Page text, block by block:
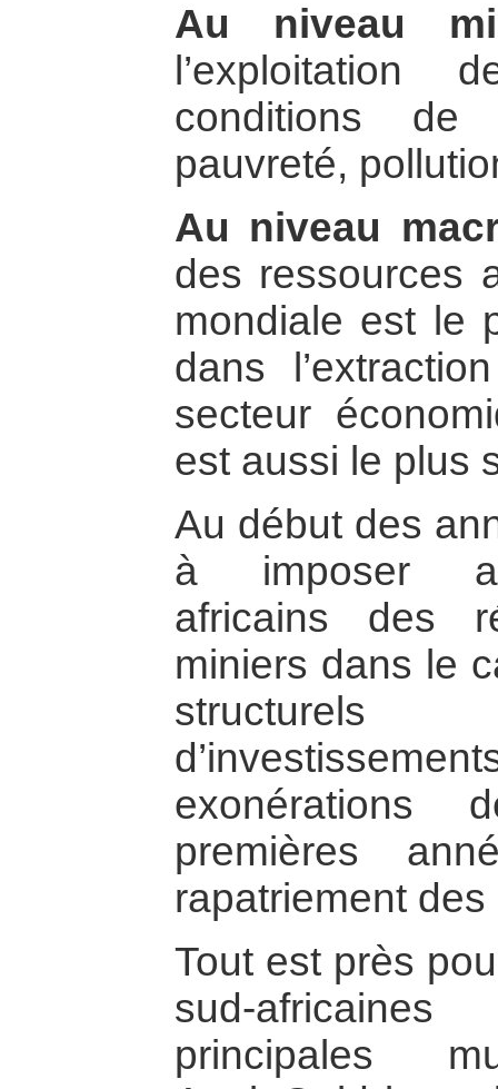
Au niveau
conditions de
pauvreté,
Au niveau
des ressources
mondiale est le
dans
secteur
est aussi le plus
Au début des
à imposer
africains des
miniers dans le
premières
rapatriement
Tout est près
sud-
principales